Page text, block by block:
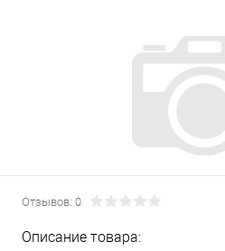
Отзывов: 0
Описание товара: